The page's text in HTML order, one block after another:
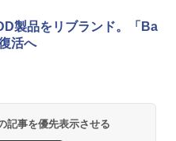
り 光 いるか フィギュア ス
P40i オフホワイト
P31i ブラック
feat. Flo Milli, ATL Jacob
feat. Flo Milli, ATL Jacob
然水 ラベルレス 500ml ×24本
水 バナジウム含有 水 ミネラル
ットボトル 静岡県産 500ミリリ
ごと 17巻 (デジタル版ビッグガ
クス)
「のぶ」(22) (角川コミックス・
製品をリブランド。「Ba
活へ
記事を優先表示させる